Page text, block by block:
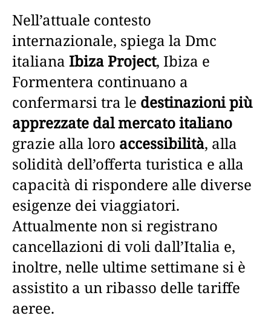
Nell’attuale contesto
internazionale, spiega la Dmc
italiana Ibiza Project, Ibiza e
Formentera continuano a
confermarsi tra le destinazioni più
apprezzate dal mercato italiano
grazie alla loro accessibilità, alla
solidità dell’offerta turistica e alla
capacità di rispondere alle diverse
esigenze dei viaggiatori.
Attualmente non si registrano
cancellazioni di voli dall’Italia e,
inoltre, nelle ultime settimane si è
assistito a un ribasso delle tariffe
aeree.